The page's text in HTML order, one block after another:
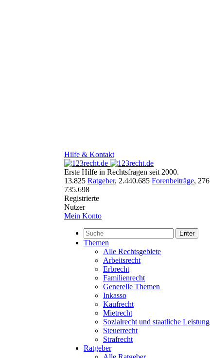
Hilfe & Kontakt
Erste Hilfe in Rechtsfragen seit 2000.
13.825 Ratgeber, 2.440.685 Forenbeiträge,
735.698
Registrierte
Nutzer
Mein Konto
Enter
Themen
Alle Rechtsgebiete
Arbeitsrecht
Erbrecht
Familienrecht
Generelle Themen
Inkasso
Kaufrecht
Mietrecht
Sozialrecht und staatliche
Steuerrecht
Strafrecht
Ratgeber